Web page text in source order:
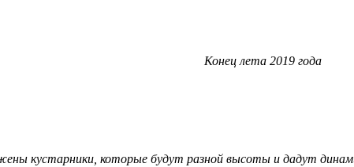
Конец лета 2019 года
кустарники, которые будут разной высоты и дадут